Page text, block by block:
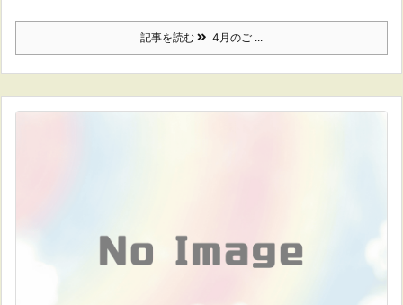
記事を読む 4月のご ...